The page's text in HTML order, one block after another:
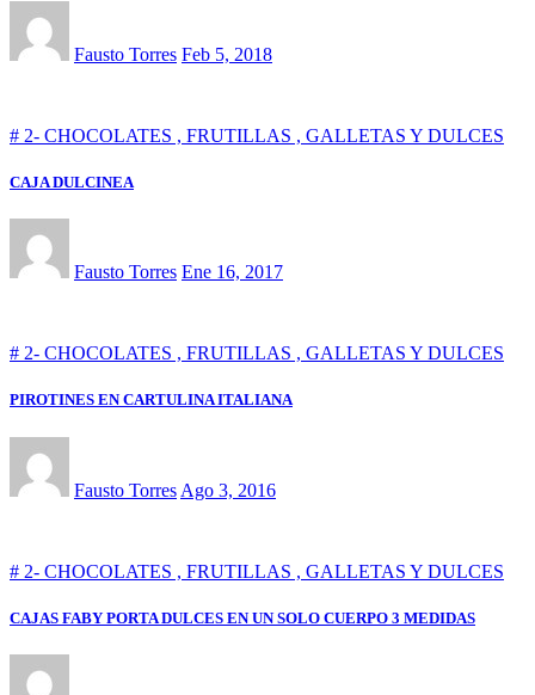
Fausto Torres Feb 5, 2018
# 2- CHOCOLATES , FRUTILLAS , GALLETAS Y DULCES
CAJA DULCINEA
Fausto Torres Ene 16, 2017
# 2- CHOCOLATES , FRUTILLAS , GALLETAS Y DULCES
PIROTINES EN CARTULINA ITALIANA
Fausto Torres Ago 3, 2016
# 2- CHOCOLATES , FRUTILLAS , GALLETAS Y DULCES
CAJAS FABY PORTA DULCES EN UN SOLO CUERPO 3 MEDIDAS